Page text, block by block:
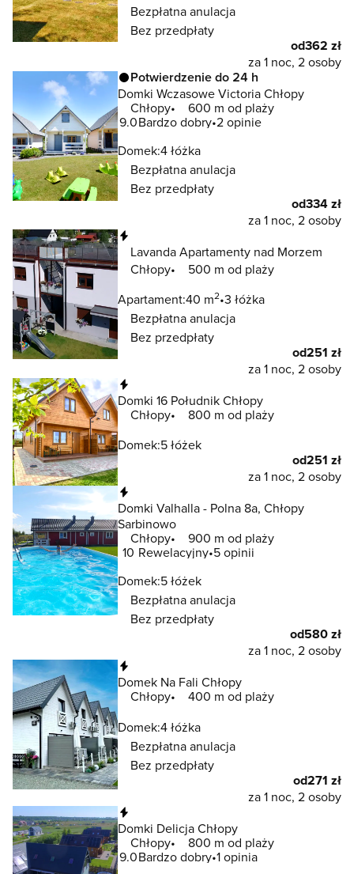
Bezpłatna anulacja
Bez przedpłaty
od362 zł
za 1 noc, 2 osoby
Potwierdzenie do 24 h
Domki Wczasowe Victoria Chłopy
Chłopy
600 m od plaży
9.0Bardzo dobry 2 opinie
Domek:4 łóżka
Bezpłatna anulacja
Bez przedpłaty
od334 zł
za 1 noc, 2 osoby
Lavanda Apartamenty nad Morzem
Chłopy
500 m od plaży
Apartament:40 m2 3 łóżka
Bezpłatna anulacja
Bez przedpłaty
od251 zł
za 1 noc, 2 osoby
Domki 16 Południk Chłopy
Chłopy
800 m od plaży
Domek:5 łóżek
od251 zł
za 1 noc, 2 osoby
Domki Valhalla - Polna 8a, Chłopy
Sarbinowo
Chłopy
900 m od plaży
10 Rewelacyjny 5 opinii
Domek:5 łóżek
Bezpłatna anulacja
Bez przedpłaty
od580 zł
za 1 noc, 2 osoby
Domek Na Fali Chłopy
Chłopy
400 m od plaży
Domek:4 łóżka
Bezpłatna anulacja
Bez przedpłaty
od271 zł
za 1 noc, 2 osoby
Domki Delicja Chłopy
Chłopy
800 m od plaży
9.0Bardzo dobry 1 opinia